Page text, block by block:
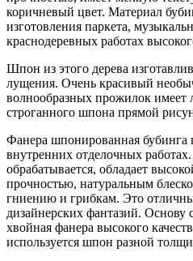
коричневый цвет. Материал
изготовления паркета,
краснодеревных работах
Шпон из этого дерева
лущения. Очень красивый
волнообразных прожилок
строганного шпона прямой
Фанера шпонированная бубинга
внутренних отделочных
обрабатывается, обладает
прочностью, натуральным
гниению и грибкам. Это
дизайнерских фантазий. Основу
хвойная фанера высокого
используется шпон разной